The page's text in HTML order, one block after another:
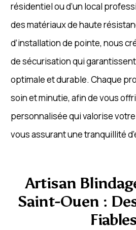
résidentiel ou d’un local
des matériaux de haute
d’installation de pointe, nous
de sécurisation qui
optimale et durable. Chaque
soin et minutie, afin de vous
personnalisée qui valorise
vous assurant une tranquillité
Artisan
Saint-Ouen :